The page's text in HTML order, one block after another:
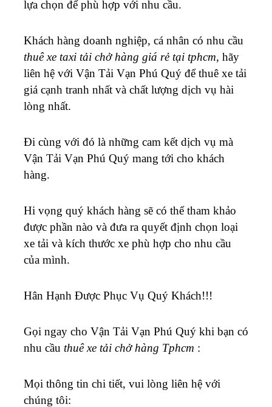
lựa chọn để phù hợp với nhu cầu.
Khách hàng doanh nghiệp, cá nhân có nhu cầu
thuê xe taxi tải chở hàng giá rẻ tại tphcm, hãy
liên hệ với Vận Tải Vạn Phú Quý để thuê xe tải
giá cạnh tranh nhất và chất lượng dịch vụ hài
lòng nhất.
Đi cùng với đó là những cam kết dịch vụ mà
Vận Tải Vạn Phú Quý mang tới cho khách
hàng.
Hi vọng quý khách hàng sẽ có thể tham khảo
được phần nào và đưa ra quyết định chọn loại
xe tải và kích thước xe phù hợp cho nhu cầu
của mình.
Hân Hạnh Được Phục Vụ Quý Khách!!!
Gọi ngay cho Vận Tải Vạn Phú Quý khi bạn có
nhu cầu thuê xe tải chở hàng Tphcm :
Mọi thông tin chi tiết, vui lòng liên hệ với
chúng tôi: